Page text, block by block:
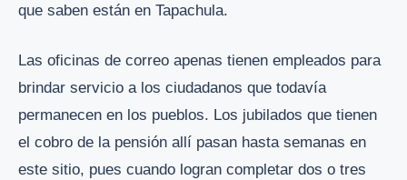
que saben están en Tapachula.
Las oficinas de correo apenas tienen empleados para
brindar servicio a los ciudadanos que todavía
permanecen en los pueblos. Los jubilados que tienen
el cobro de la pensión allí pasan hasta semanas en
este sitio, pues cuando logran completar dos o tres